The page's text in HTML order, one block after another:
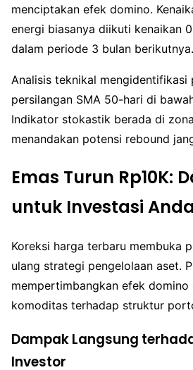
menciptakan efek domino.
energi biasanya diikuti kenaikan
dalam periode 3 bulan berikutnya.
Analisis teknikal mengidentifikasi
persilangan SMA 50-hari di
Indikator stokastik berada di
menandakan potensi rebound
Emas Turun Rp10K:
untuk Investasi Anda
Koreksi harga terbaru membuka
ulang strategi pengelolaan aset.
mempertimbangkan efek domino
komoditas terhadap struktur
Dampak Langsung
Investor